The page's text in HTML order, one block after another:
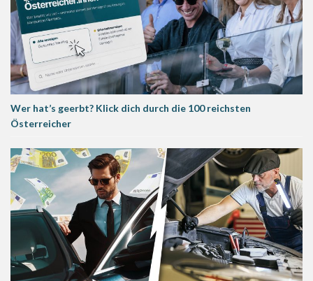
Wer hat’s geerbt? Klick dich durch die 100 reichsten
Österreicher